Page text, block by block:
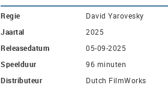
Regie
David Yarovesky
Jaartal
2025
Releasedatum
05-09-2025
Speelduur
96 minuten
Distributeur
Dutch FilmWorks